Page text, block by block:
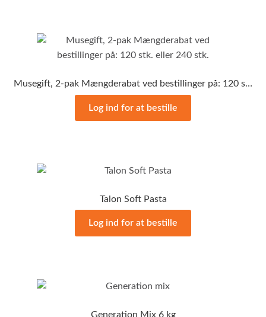
Musegift, 2-pak Mængderabat ved bestillinger på: 120 stk. eller 240 stk.
Log ind for at bestille
Talon Soft Pasta
Log ind for at bestille
Generation Mix 6 kg